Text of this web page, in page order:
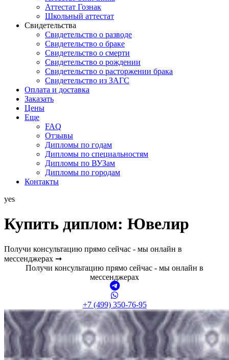
Аттестат Гознак
Школьный аттестат
Свидетельства
Свидетельство о разводе
Свидетельство о браке
Свидетельство о смерти
Свидетельство о рождении
Свидетельство о расторжении брака
Свидетельство из ЗАГС
Оплата и доставка
Заказать
Цены
Еще
FAQ
Отзывы
Дипломы по годам
Дипломы по специальностям
Дипломы по ВУЗам
Дипломы по городам
Контакты
yes
Купить диплом: Ювелир
Получи консультацию прямо сейчас - мы онлайн в
мессенджерах ➞
Получи консультацию прямо сейчас - мы онлайн в
мессенджерах
+7 (499) 350-76-95